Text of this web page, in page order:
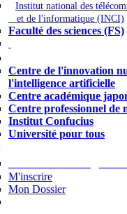
Institut national des
et de l'informatique (INCI)
Faculté des sciences (FS)
Centre de l'innovation
l'intelligence artificielle
Centre académique
Centre professionnel de
Institut Confucius
Université pour tous
M'inscrire
Mon Dossier